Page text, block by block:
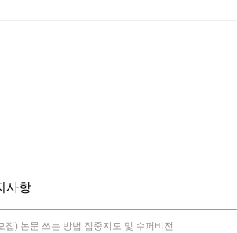
사항
집) 논문 쓰는 방법 집중지도 및 수퍼비전